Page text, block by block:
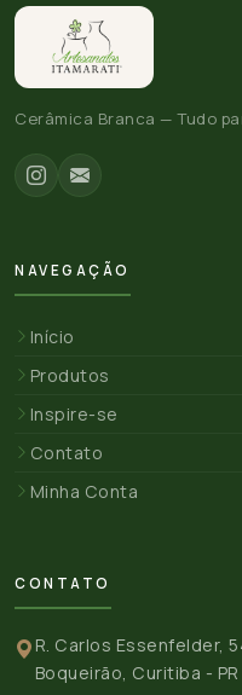
Cerâmica Branca — Tudo
NAVEGAÇÃO
Início
Produtos
Inspire-se
Contato
Minha Conta
CONTATO
R. Carlos Essenfelder,
Boqueirão, Curitiba - PR